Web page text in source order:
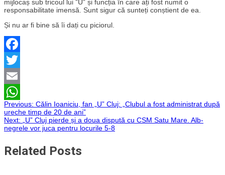
mijlocaș sub tricoul lui ”U” și funcția în care ați fost numit o
responsabilitate imensă. Sunt sigur că sunteți conștient de ea.
Și nu ar fi bine să îi dați cu piciorul.
Facebook
Twitter
Email
WhatsApp
Navigare
în
articole
Previous: Călin Ioaniciu, fan „U” Cluj: „Clubul a fost administrat după
ureche timp de 20 de ani”
Next:
„U” Cluj pierde și a doua dispută cu CSM Satu Mare. Alb-
negrele vor juca pentru locurile 5-8
Related Posts